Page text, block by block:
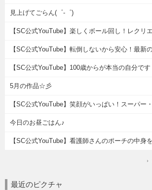
見上げてごらん(゜-゜)
5月の作品☆彡
今日のお昼ごはん♪
最近のピクチャ